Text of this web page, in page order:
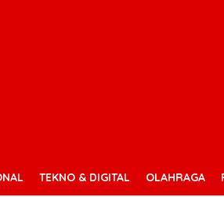
TEKNO & DIGITAL OLAHRAGA